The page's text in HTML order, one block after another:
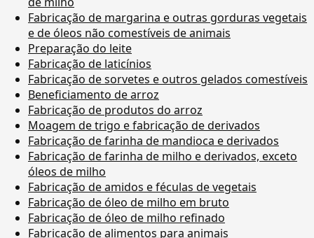
Fabricação de margarina e outras gorduras vegetais
e de óleos não comestíveis de animais
Preparação do leite
Fabricação de laticínios
Fabricação de sorvetes e outros gelados comestíveis
Beneficiamento de arroz
Fabricação de produtos do arroz
Moagem de trigo e fabricação de derivados
Fabricação de farinha de mandioca e derivados
Fabricação de farinha de milho e derivados, exceto
óleos de milho
Fabricação de amidos e féculas de vegetais
Fabricação de óleo de milho em bruto
Fabricação de óleo de milho refinado
Fabricação de alimentos para animais